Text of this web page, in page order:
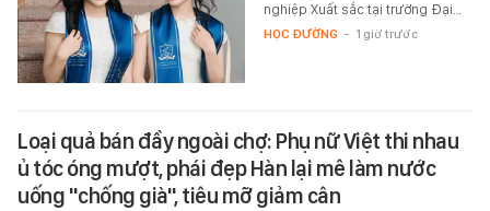
nghiệp Xuất sắc tại trường Đại…
HỌC ĐƯỜNG - 1 giờ trước
Loại quả bán đầy ngoài chợ: Phụ nữ Việt thi nhau
ủ tóc óng mượt, phái đẹp Hàn lại mê làm nước
uống "chống già", tiêu mỡ giảm cân